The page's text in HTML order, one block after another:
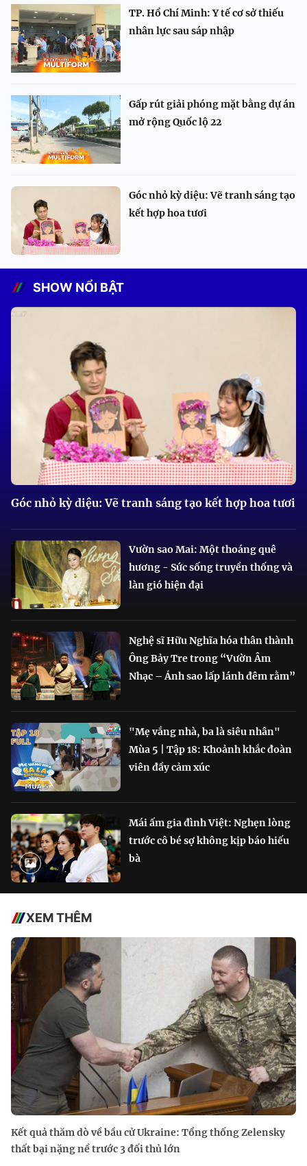
TP. Hồ Chí Minh: Y tế cơ sở thiếu
nhân lực sau sáp nhập
Gấp rút giải phóng mặt bằng dự án
mở rộng Quốc lộ 22
Góc nhỏ kỳ diệu: Vẽ tranh sáng tạo
kết hợp hoa tươi
SHOW NỔI BẬT
Góc nhỏ kỳ diệu: Vẽ tranh sáng tạo kết hợp hoa tươi
Vườn sao Mai: Một thoáng quê
hương - Sức sống truyền thống và
làn gió hiện đại
Nghệ sĩ Hữu Nghĩa hóa thân thành
Ông Bảy Tre trong “Vườn Âm
Nhạc – Ánh sao lấp lánh đêm rằm”
"Mẹ vắng nhà, ba là siêu nhân"
Mùa 5 | Tập 18: Khoảnh khắc đoàn
viên đầy cảm xúc
Mái ấm gia đình Việt: Nghẹn lòng
trước cô bé sợ không kịp báo hiếu
bà
XEM THÊM
Kết quả thăm dò về bầu cử Ukraine: Tổng thống Zelensky
thất bại nặng nề trước 3 đối thủ lớn